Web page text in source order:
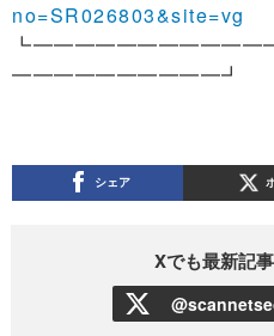
no=SR026803&site=vg
━━━━━━━━━━┛
シェア
Xでも最新記